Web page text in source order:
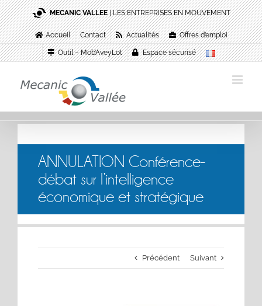
Passer
au
contenu
MECANIC VALLEE| LES ENTREPRISES EN MOUVEMENT
Accueil Contact Actualités Offres d’emploi
Outil – Mob’AveyLot Espace sécurisé
ANNULATION Conférence-
débat sur l’intelligence
économique et stratégique
Précédent Suivant